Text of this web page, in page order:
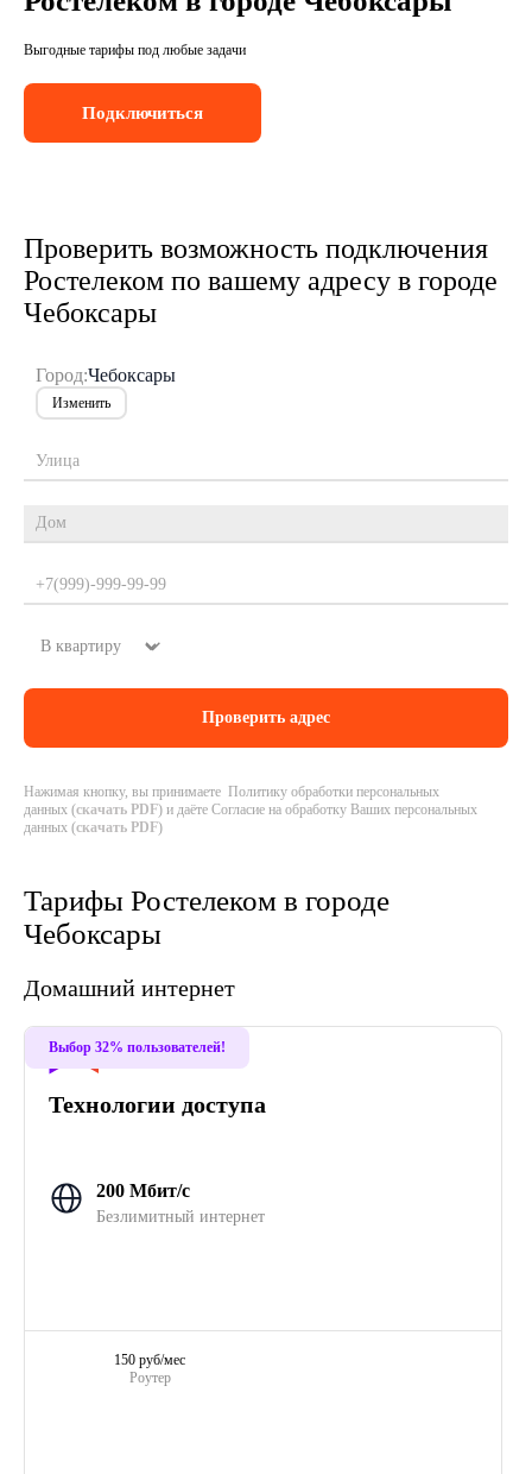
Выгодные тарифы под любые задачи
Подключиться
Проверить возможность подключения
Ростелеком по вашему адресу в городе
Чебоксары
Город:Чебоксары
Изменить
Нажимая кнопку, вы принимаете Политику обработки персональных
данных (скачать PDF) и даёте Согласие на обработку Ваших персональных
данных (скачать PDF)
Тарифы Ростелеком в городе
Чебоксары
Домашний интернет
Хит
Выбор 32% пользователей!
Технологии доступа
200 Мбит/с
Безлимитный интернет
Роутер
150 руб/мес